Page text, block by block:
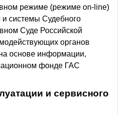
режиме (режиме on-line)
системы Судебного
Суде Российской
органов
основе информации,
фонде ГАС
и сервисного